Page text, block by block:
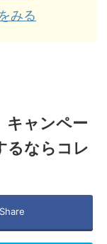
みる
キャンペー
るならコレ
Share